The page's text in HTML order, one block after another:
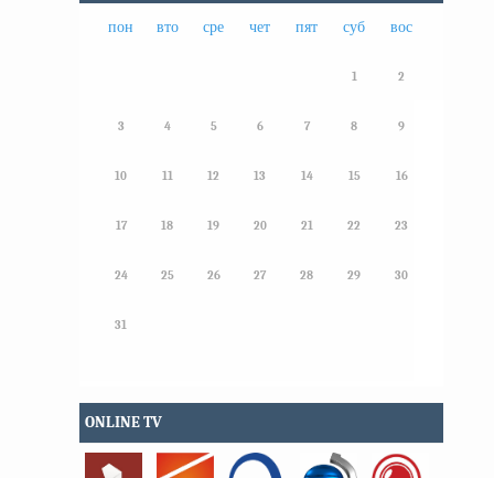
пон вто сре чет пят суб вос
1 2
3 4 5 6 7 8 9
10 11 12 13 14 15 16
17 18 19 20 21 22 23
24 25 26 27 28 29 30
31
ONLINE TV